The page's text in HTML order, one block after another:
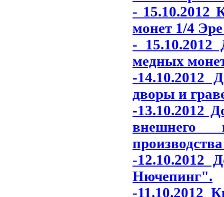
- 15.10.2012
монет 1/4
- 15.10.2012
медных
-14.10.2012
дворы и
-13.10.2012
внешнего
-12.10.2012
Нючепинг".
-11.10.2012